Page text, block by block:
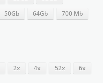
50Gb 64Gb
700 Mb
2x 4х 52х
6x